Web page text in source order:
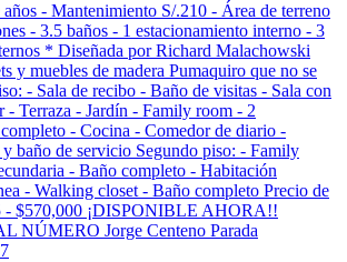
- Mantenimiento S/.210 - Área de terreno
- 3.5 baños - 1 estacionamiento interno - 3
* Diseñada por Richard Malachowski
y muebles de madera Pumaquiro que no se
- Sala de recibo - Baño de visitas - Sala con
- Terraza - Jardín - Family room - 2
- Cocina - Comedor de diario -
baño de servicio Segundo piso: - Family
- Baño completo - Habitación
- Walking closet - Baño completo Precio de
- $570,000 ¡DISPONIBLE AHORA!!
NÚMERO Jorge Centeno Parada